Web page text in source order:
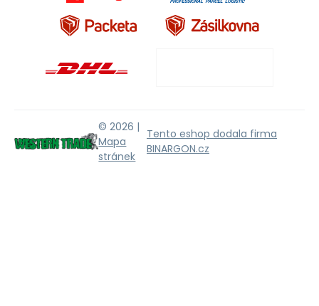
© 2026 |
Mapa
stránek
Tento eshop dodala firma
BINARGON.cz